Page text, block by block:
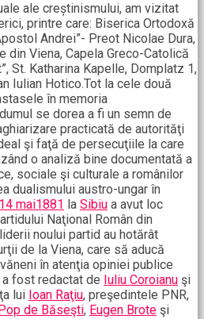
ale creștinismului, am vizitat
printre care: Biserica Ortodoxă
Andrei”- Preot Nicolae Dura,
din Viena, Capela Greco-Catolică
St. Katharina Kapelle, Domplatz 1,
Iulian Hotico.Tot la cele două
în memoria
se dorea a fi un semn de
practicată de autorităţi
şi faţă de persecuţiile la care
o analiză bine documentată a
sociale şi culturale a românilor
dualismului austro-ungar în
14 mai1881 la Sibiu a avut loc
Naţional Român din
noului partid au hotărât
de la Viena, care să aducă
în atenţia opiniei publice
fost redactat de Iuliu Coroianu şi
lui Ioan Raţiu, preşedintele PNR,
de Băseşti, Eugen Brote şi